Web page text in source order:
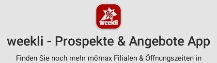
weekli - Prospekte & Angebote App
Finden Sie noch mehr mömax Filialen & Öffnungszeiten in